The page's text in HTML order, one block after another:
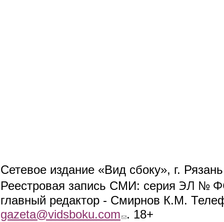
Сетевое издание «Вид сбоку», г.
Реестровая запись СМИ: серия ЭЛ №
главный редактор - Смирнов К.М.
gazeta@vidsboku.com (link sends e-mail)
. 18+